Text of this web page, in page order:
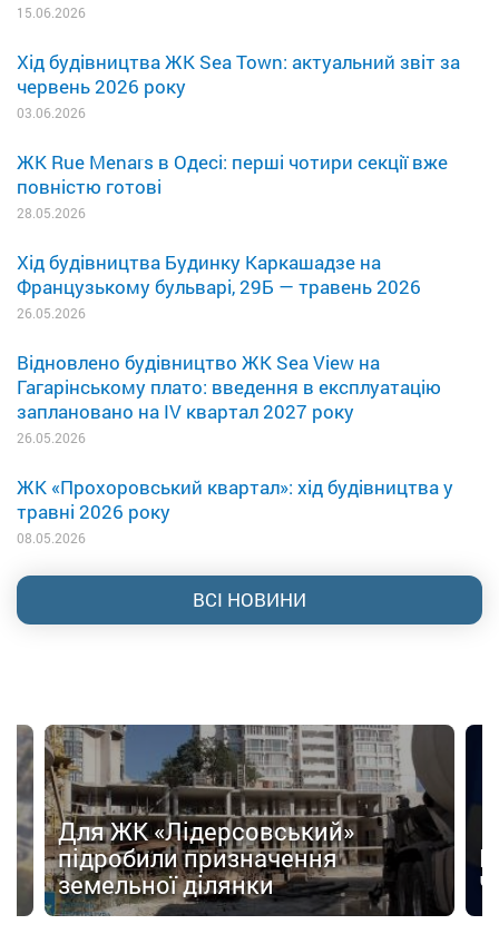
15.06.2026
Хід будівництва ЖК Sea Town: актуальний звіт за
червень 2026 року
03.06.2026
ЖК Rue Menars в Одесі: перші чотири секції вже
повністю готові
28.05.2026
Хід будівництва Будинку Каркашадзе на
Французькому бульварі, 29Б — травень 2026
26.05.2026
Відновлено будівництво ЖК Sea View на
Гагарінському плато: введення в експлуатацію
заплановано на IV квартал 2027 року
26.05.2026
ЖК «Прохоровський квартал»: хід будівництва у
травні 2026 року
08.05.2026
ВСІ НОВИНИ
Для ЖК «Лідерсовський»
підробили призначення
земельної ділянки